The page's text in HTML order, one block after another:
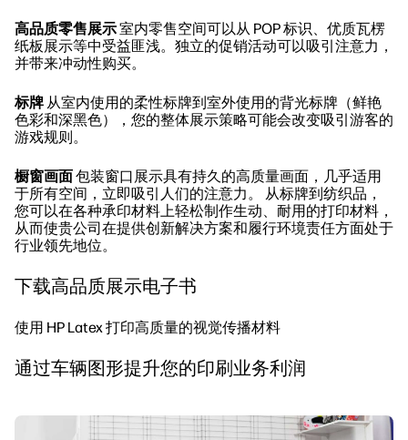
高品质零售展示室内零售空间可以从 POP 标识、优质瓦楞
纸板展示等中受益匪浅。独立的促销活动可以吸引注意力，
并带来冲动性购买。
标牌 从室内使用的柔性标牌到室外使用的背光标牌（鲜艳
色彩和深黑色），您的整体展示策略可能会改变吸引游客的
游戏规则。
橱窗画面包装窗口展示具有持久的高质量画面，几乎适用
于所有空间，立即吸引人们的注意力。 从标牌到纺织品，
您可以在各种承印材料上轻松制作生动、耐用的打印材料，
从而使贵公司在提供创新解决方案和履行环境责任方面处于
行业领先地位。
下载高品质展示电子书
使用 HP Latex 打印高质量的视觉传播材料
通过车辆图形提升您的印刷业务利润